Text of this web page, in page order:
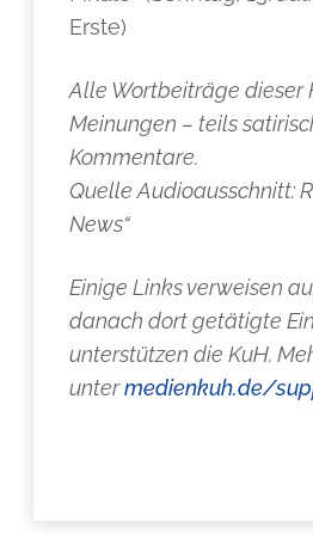
Erste)
Alle Wortbeiträge dieser
Meinungen – teils
Kommentare.
Quelle Audioausschnitt:
News“
Einige Links verweisen
danach dort getätigte
unterstützen die KuH.
untermedienkuh.de/